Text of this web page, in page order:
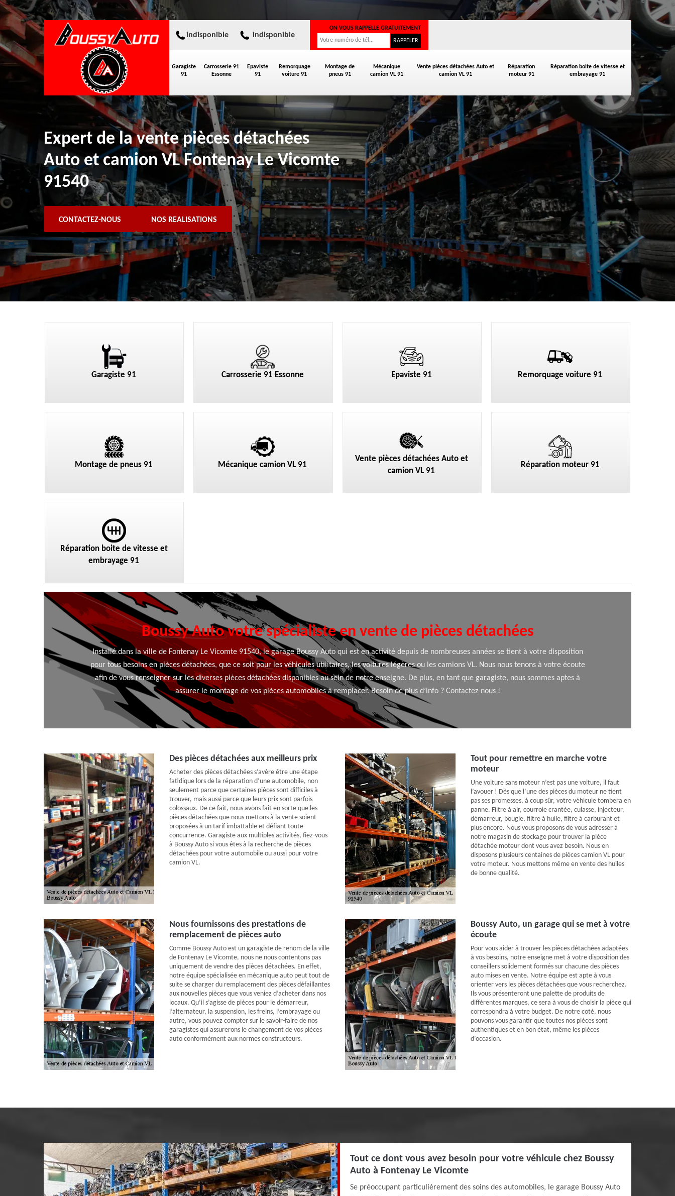
Garagiste
91
Carrosserie 91
Essonne
Epaviste
91
Remorquage
voiture 91
Montage de
pneus 91
Mécanique
camion VL 91
Vente pièces détachées Auto et
camion VL 91
Réparation
moteur 91
Réparation boite de vitesse et
embrayage 91
indisponible indisponible
ON VOUS RAPPELLE GRATUITEMENT
Expert de la vente pièces détachées
Auto et camion VL Fontenay Le Vicomte
91540
CONTACTEZ-NOUS NOS REALISATIONS
Garagiste 91 Carrosserie 91 Essonne Epaviste 91 Remorquage voiture 91
Montage de pneus 91 Mécanique camion VL 91
Vente pièces détachées Auto et
camion VL 91
Réparation moteur 91
Réparation boite de vitesse et
embrayage 91
Boussy Auto votre spécialiste en vente de pièces détachées
Installé dans la ville de Fontenay Le Vicomte 91540, le garage Boussy Auto qui est en activité depuis de nombreuses années se tient à votre disposition
pour tous besoins en pièces détachées, que ce soit pour les véhicules utilitaires, les voitures légères ou les camions VL. Nous nous tenons à votre écoute
afin de vous renseigner sur les diverses pièces détachées disponibles au sein de notre enseigne. De plus, en tant que garagiste, nous sommes aptes à
assurer le montage de vos pièces automobiles à remplacer. Besoin de plus d’info ? Contactez-nous !
Des pièces détachées aux meilleurs prix
Acheter des pièces détachées s’avère être une étape
fatidique lors de la réparation d’une automobile, non
seulement parce que certaines pièces sont difficiles à
trouver, mais aussi parce que leurs prix sont parfois
colossaux. De ce fait, nous avons fait en sorte que les
pièces détachées que nous mettons à la vente soient
proposées à un tarif imbattable et défiant toute
concurrence. Garagiste aux multiples activités, fiez-vous
à Boussy Auto si vous êtes à la recherche de pièces
détachées pour votre automobile ou aussi pour votre
camion VL.
Tout pour remettre en marche votre
moteur
Une voiture sans moteur n’est pas une voiture, il faut
l’avouer ! Dès que l’une des pièces du moteur ne tient
pas ses promesses, à coup sûr, votre véhicule tombera en
panne. Filtre à air, courroie crantée, culasse, injecteur,
démarreur, bougie, filtre à huile, filtre à carburant et
plus encore. Nous vous proposons de vous adresser à
notre magasin de stockage pour trouver la pièce
détachée moteur dont vous avez besoin. Nous en
disposons plusieurs centaines de pièces camion VL pour
votre moteur. Nous mettons même en vente des huiles
de bonne qualité.
Nous fournissons des prestations de
remplacement de pièces auto
Comme Boussy Auto est un garagiste de renom de la ville
de Fontenay Le Vicomte, nous ne nous contentons pas
uniquement de vendre des pièces détachées. En effet,
notre équipe spécialisée en mécanique auto peut tout de
suite se charger du remplacement des pièces défaillantes
aux nouvelles pièces que vous veniez d’acheter dans nos
locaux. Qu’il s’agisse de pièces pour le démarreur,
l’alternateur, la suspension, les freins, l’embrayage ou
autre, vous pouvez compter sur le savoir-faire de nos
garagistes qui assurerons le changement de vos pièces
auto conformément aux normes constructeurs.
Boussy Auto, un garage qui se met à votre
écoute
Pour vous aider à trouver les pièces détachées adaptées
à vos besoins, notre enseigne met à votre disposition des
conseillers solidement formés sur chacune des pièces
auto mises en vente. Notre équipe est apte à vous
orienter vers les pièces détachées que vous recherchez.
Ils vous présenteront une palette de produits de
différentes marques, ce sera à vous de choisir la pièce qui
correspondra à votre budget. De notre coté, nous
pouvons vous garantir que toutes nos pièces sont
authentiques et en bon état, même les pièces
d’occasion.
Tout ce dont vous avez besoin pour votre véhicule chez Boussy
Auto à Fontenay Le Vicomte
Se préoccupant particulièrement des soins des automobiles, le garage Boussy Auto